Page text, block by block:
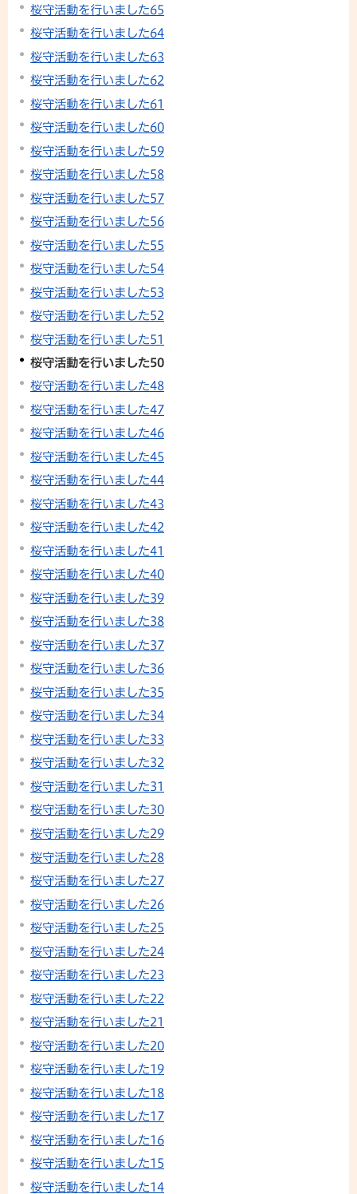
桜守活動を行いました65
桜守活動を行いました64
桜守活動を行いました63
桜守活動を行いました62
桜守活動を行いました61
桜守活動を行いました60
桜守活動を行いました59
桜守活動を行いました58
桜守活動を行いました57
桜守活動を行いました56
桜守活動を行いました55
桜守活動を行いました54
桜守活動を行いました53
桜守活動を行いました52
桜守活動を行いました51
桜守活動を行いました50
桜守活動を行いました48
桜守活動を行いました47
桜守活動を行いました46
桜守活動を行いました45
桜守活動を行いました44
桜守活動を行いました43
桜守活動を行いました42
桜守活動を行いました41
桜守活動を行いました40
桜守活動を行いました39
桜守活動を行いました38
桜守活動を行いました37
桜守活動を行いました36
桜守活動を行いました35
桜守活動を行いました34
桜守活動を行いました33
桜守活動を行いました32
桜守活動を行いました31
桜守活動を行いました30
桜守活動を行いました29
桜守活動を行いました28
桜守活動を行いました27
桜守活動を行いました26
桜守活動を行いました25
桜守活動を行いました24
桜守活動を行いました23
桜守活動を行いました22
桜守活動を行いました21
桜守活動を行いました20
桜守活動を行いました19
桜守活動を行いました18
桜守活動を行いました17
桜守活動を行いました16
桜守活動を行いました15
桜守活動を行いました14